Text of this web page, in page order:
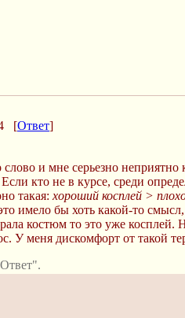
[Ответ]
и мне серьезно
кто не в курсе, среди
такая: хороший косплей >
имело бы хоть какой-то
костюм то это уже
У меня дискомфорт от такой